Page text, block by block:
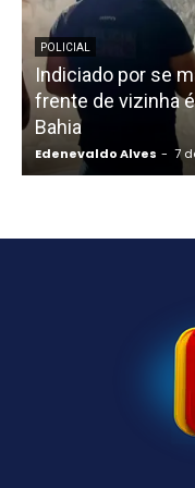
POLICIAL
Indiciado por se
frente de vizinha
Bahia
Edenevaldo Alves - 7